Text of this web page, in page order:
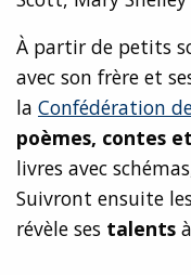
À partir de petits
avec son frère et
la Confédération
poèmes, contes
livres avec
Suivront ensuite
révèle ses talents